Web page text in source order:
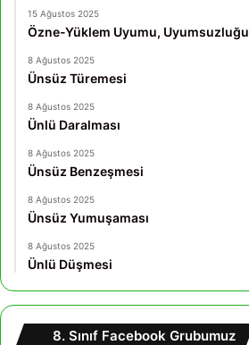
15 Ağustos 2025
Özne-Yüklem Uyumu, Uyumsuzluğu
8 Ağustos 2025
Ünsüz Türemesi
8 Ağustos 2025
Ünlü Daralması
8 Ağustos 2025
Ünsüz Benzeşmesi
8 Ağustos 2025
Ünsüz Yumuşaması
8 Ağustos 2025
Ünlü Düşmesi
8. Sınıf Facebook Grubumuz